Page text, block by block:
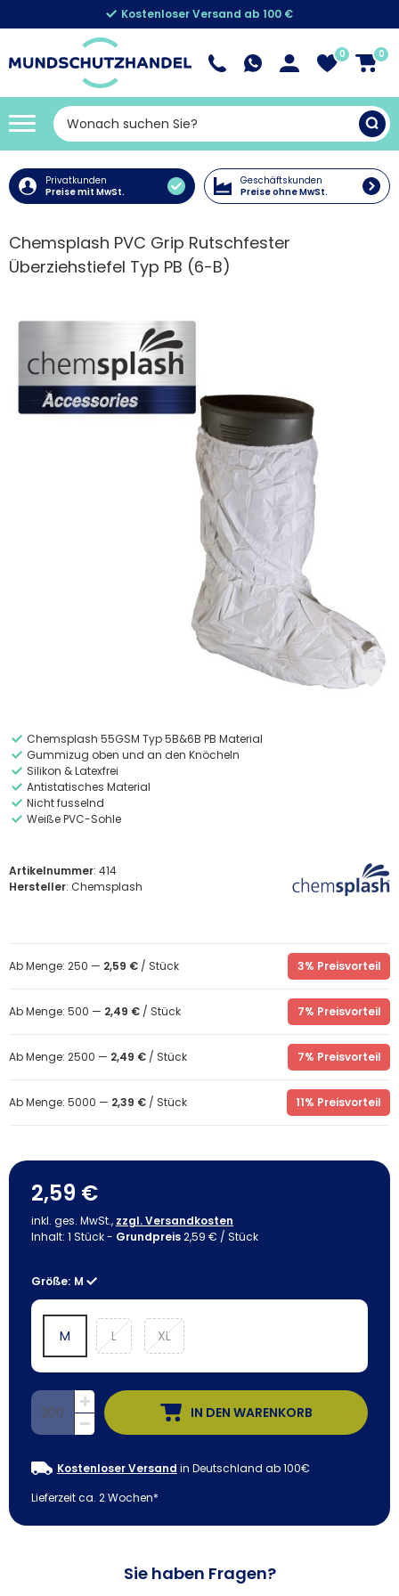
Kostenloser Versand ab 100 €
0 0
Privatkunden
Preise mit MwSt.
Geschäftskunden
Preise ohne MwSt.
Chemsplash PVC Grip Rutschfester
Überziehstiefel Typ PB (6-B)
Chemsplash 55GSM Typ 5B&6B PB Material
Gummizug oben und an den Knöcheln
Silikon & Latexfrei
Antistatisches Material
Nicht fusselnd
Weiße PVC-Sohle
Artikelnummer: 414
Hersteller: Chemsplash
Ab Menge: 250 — 2,59 € / Stück 3% Preisvorteil
Ab Menge: 500 — 2,49 € / Stück 7% Preisvorteil
Ab Menge: 2500 — 2,49 € / Stück 7% Preisvorteil
Ab Menge: 5000 — 2,39 € / Stück 11% Preisvorteil
2,59 €
inkl. ges. MwSt., zzgl. Versandkosten
Inhalt: 1 Stück- Grundpreis2,59 € / Stück
Größe: M
M L XL
IN DEN WARENKORB
Kostenloser Versand in Deutschland ab 100€
Lieferzeit ca. 2 Wochen*
Sie haben Fragen?